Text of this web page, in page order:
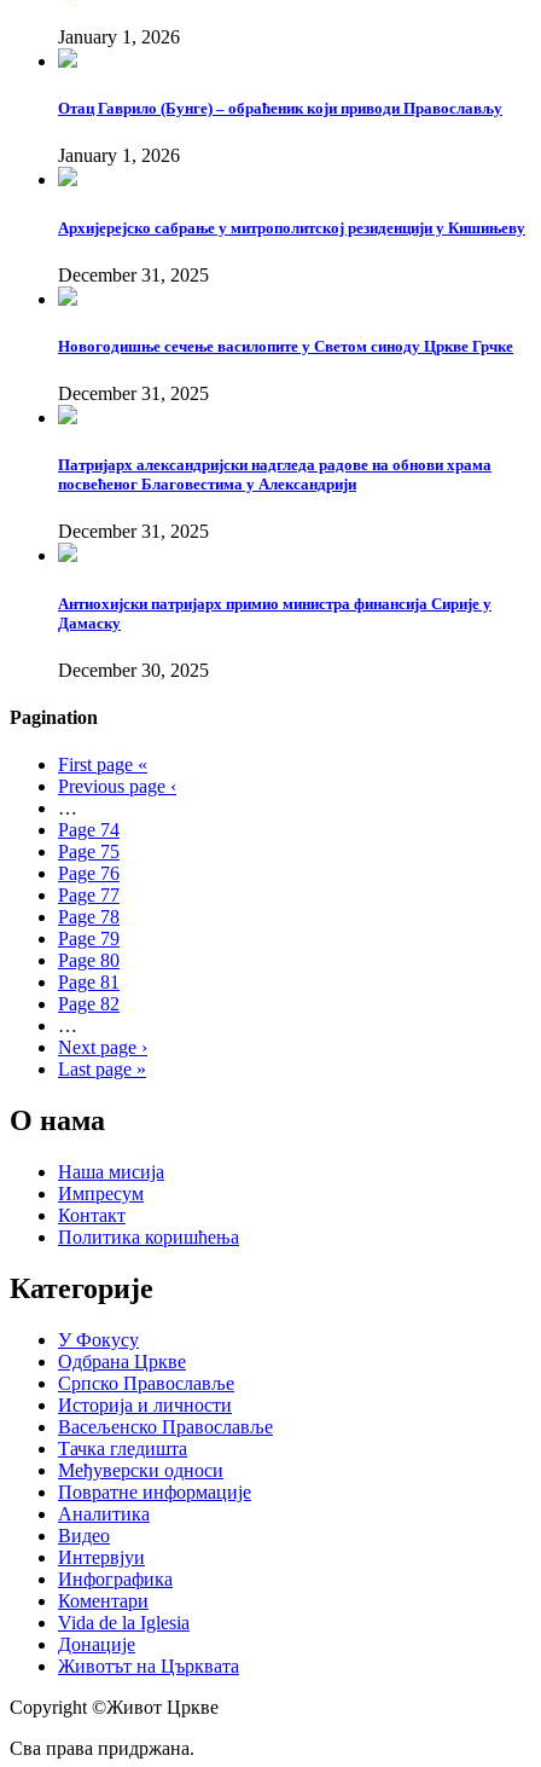
January 1, 2026
Отац Гаврило (Бунге) – обраћеник који приводи Православљу
January 1, 2026
Архијерејско сабрање у митрополитској резиденцији у Кишињеву
December 31, 2025
Новогодишње сечење василопите у Светом синоду Цркве Грчке
December 31, 2025
Патријарх александријски надгледа радове на обнови храма
посвећеног Благовестима у Александрији
December 31, 2025
Антиохијски патријарх примио министра финансија Сирије у
Дамаску
December 30, 2025
Pagination
First page «
Previous page ‹
…
Page 74
Page 75
Page 76
Page 77
Page 78
Page 79
Page 80
Page 81
Page 82
…
Next page ›
Last page »
О нама
Наша мисија
Импресум
Контакт
Политика коришћења
Категорије
У Фокусу
Одбрана Цркве
Српско Православље
Историја и личности
Васељенско Православље
Тачка гледишта
Међуверски односи
Повратне информације
Аналитика
Видео
Интервјуи
Инфографика
Коментари
Vida de la Iglesia
Донације
Животът на Църквата
Copyright ©Живот Цркве
Сва права придржана.